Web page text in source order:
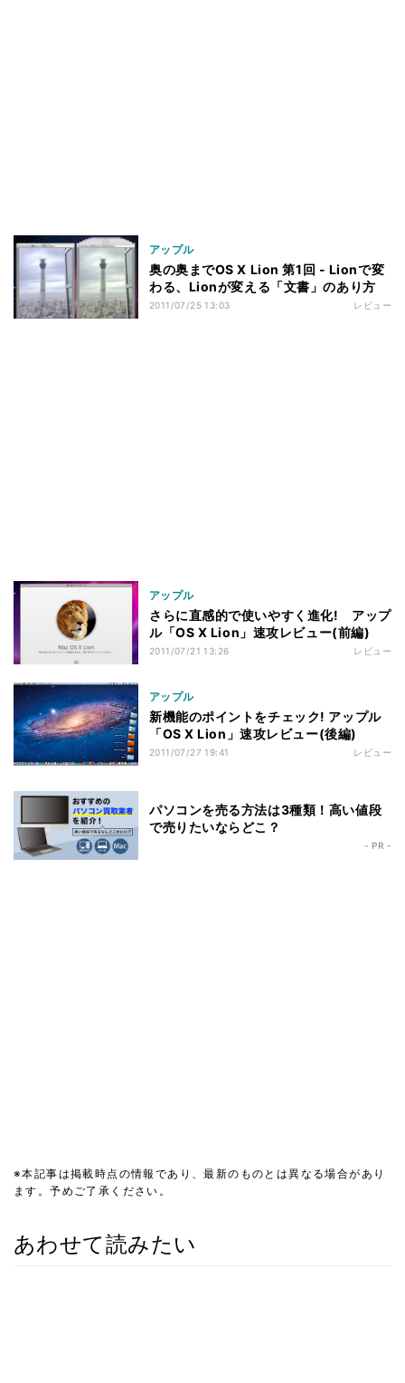
アップル
奥の奥までOS X Lion 第1回 - Lionで変
わる、Lionが変える「文書」のあり方
2011/07/25 13:03 レビュー
アップル
さらに直感的で使いやすく進化! アップ
ル「OS X Lion」速攻レビュー(前編)
2011/07/21 13:26 レビュー
アップル
新機能のポイントをチェック! アップル
「OS X Lion」速攻レビュー(後編)
2011/07/27 19:41 レビュー
パソコンを売る方法は3種類！高い値段
で売りたいならどこ？
- PR -
※本記事は掲載時点の情報であり、最新のものとは異なる場合があり
ます。予めご了承ください。
あわせて読みたい